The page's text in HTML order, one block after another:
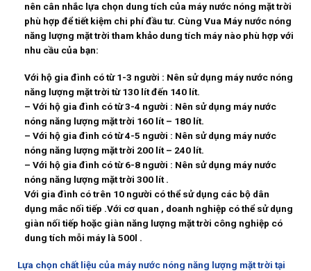
nên cân nhắc lựa chọn dung tích của máy nước nóng mặt trời
phù hợp để tiết kiệm chi phí đầu tư. Cùng Vua Máy nước nóng
năng lượng mặt trời tham khảo dung tích máy nào phù hợp với
nhu cầu của bạn:
Với hộ gia đình có từ 1-3 người : Nên sử dụng máy nước nóng
năng lượng mặt trời từ 130 lít đến 140 lít.
– Với hộ gia đình có từ 3-4 người : Nên sử dụng máy nước
nóng năng lượng mặt trời 160 lít – 180 lít.
– Với hộ gia đình có từ 4-5 người : Nên sử dụng máy nước
nóng năng lượng mặt trời 200 lít – 240 lít.
– Với hộ gia đình có từ 6-8 người : Nên sử dụng máy nước
nóng năng lượng mặt trời 300 lít .
Với gia đình có trên 10 người có thể sử dụng các bộ dân
dụng mắc nối tiếp .Với cơ quan , doanh nghiệp có thể sử dụng
giàn nối tiếp hoặc giàn năng lượng mặt trời công nghiệp có
dung tích mỗi máy là 500l .
Lựa chọn chất liệu của máy nước nóng năng lượng mặt trời tại